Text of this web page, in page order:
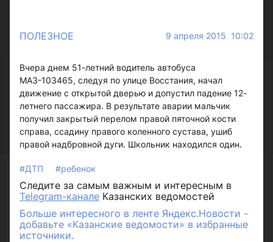
ПОЛЕЗНОЕ 9 апреля 2015 10:02
Вчера днем 51-летний водитель автобуса
МАЗ-103465, следуя по улице Восстания, начал
движение с открытой дверью и допустил падение 12-
летнего пассажира. В результате аварии мальчик
получил закрытый перелом правой пяточной кости
справа, ссадину правого коленного сустава, ушиб
правой надбровной дуги. Школьник находился один.
#ДТП #ребенок
Следите за самым важным и интересным в
Telegram-канале Казанских ведомостей
Больше интересного в ленте Яндекс.Новости -
добавьте «Казанские ведомости» в избранные
источники.